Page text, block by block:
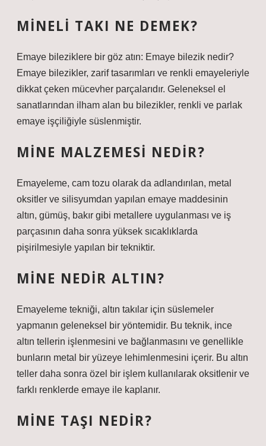
MINELI TAKI NE DEMEK?
Emaye bileziklere bir göz atın: Emaye bilezik nedir?
Emaye bilezikler, zarif tasarımları ve renkli emayeleriyle
dikkat çeken mücevher parçalarıdır. Geleneksel el
sanatlarından ilham alan bu bilezikler, renkli ve parlak
emaye işçiliğiyle süslenmiştir.
MINE MALZEMESI NEDIR?
Emayeleme, cam tozu olarak da adlandırılan, metal
oksitler ve silisyumdan yapılan emaye maddesinin
altın, gümüş, bakır gibi metallere uygulanması ve iş
parçasının daha sonra yüksek sıcaklıklarda
pişirilmesiyle yapılan bir tekniktir.
MINE NEDIR ALTIN?
Emayeleme tekniği, altın takılar için süslemeler
yapmanın geleneksel bir yöntemidir. Bu teknik, ince
altın tellerin işlenmesini ve bağlanmasını ve genellikle
bunların metal bir yüzeye lehimlenmesini içerir. Bu altın
teller daha sonra özel bir işlem kullanılarak oksitlenir ve
farklı renklerde emaye ile kaplanır.
MINE TAŞI NEDIR?